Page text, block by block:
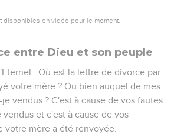
disponibles en vidéo pour le moment.
entre Dieu et son peuple
: Où est la lettre de divorce par
votre mère ? Ou bien auquel de mes
vendus ? C'est à cause de vos fautes
et c'est à cause de vos
votre mère a été renvoyée.